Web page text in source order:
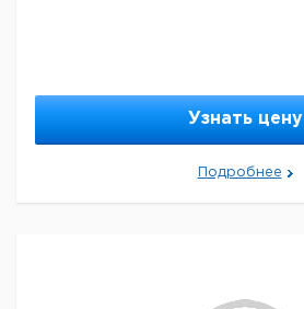
Узнать цену
Подробнее